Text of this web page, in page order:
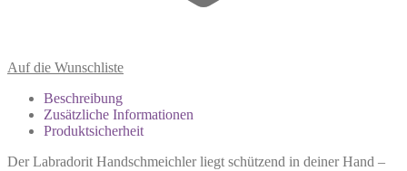
Auf die Wunschliste
Beschreibung
Zusätzliche Informationen
Produktsicherheit
Der Labradorit Handschmeichler liegt schützend in deiner Hand –